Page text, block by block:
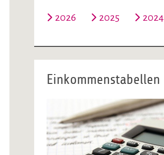
2026 2025 2024
Einkommenstabellen